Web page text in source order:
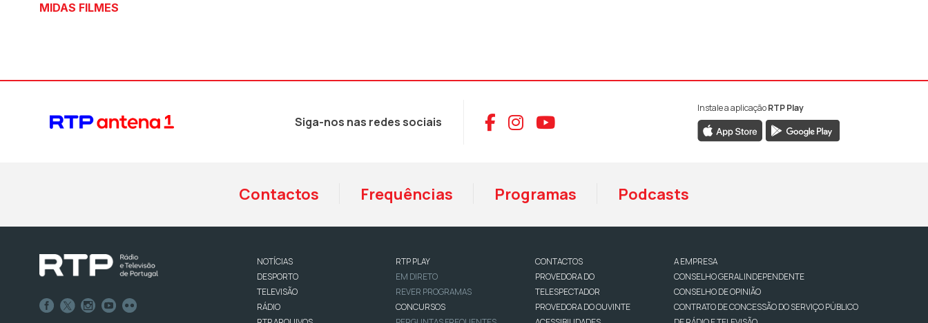
MIDAS FILMES
Siga-nos nas redes sociais Aceder ao Facebook da RTP Antena 1
Aceder ao Instagram da RTP Antena 1
Aceder ao YouTube da RTP Antena 1
Instale a aplicaçãoRTP Play
Contactos Frequências Programas Podcasts
NOTÍCIAS
DESPORTO
TELEVISÃO
RÁDIO
RTP PLAY
EM DIRETO
REVER PROGRAMAS
CONCURSOS
CONTACTOS
PROVEDORA DO
TELESPECTADOR
PROVEDORA DO OUVINTE
A EMPRESA
CONSELHO GERAL INDEPENDENTE
CONSELHO DE OPINIÃO
CONTRATO DE CONCESSÃO DO SERVIÇO PÚBLICO